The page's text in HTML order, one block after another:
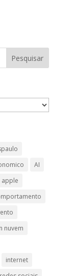
AI
apple
nuvem
internet